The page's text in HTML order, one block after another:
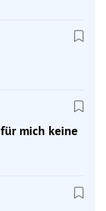
mich keine